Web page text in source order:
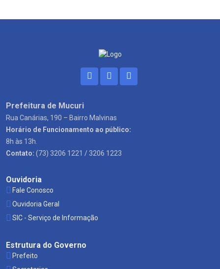
Prefeitura de Mucuri
Rua Canárias, 190 – Bairro Malvinas
Horário de Funcionamento ao público:
8h às 13h.
Contato: (73) 3206 1221 / 3206 1223
Ouvidoria
Fale Conosco
Ouvidoria Geral
SIC - Serviço de Informação
Estrutura do Governo
Prefeito